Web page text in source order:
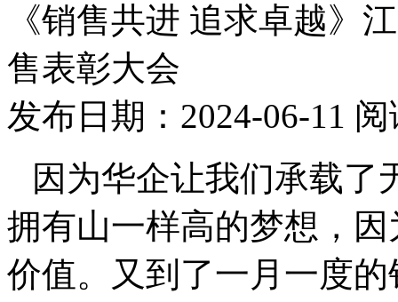
《销售共进 追求卓越》
售表彰大会
发布日期：2024-06-11
因为华企让我们承载了
拥有山一样高的梦想，
价值。又到了一月一度